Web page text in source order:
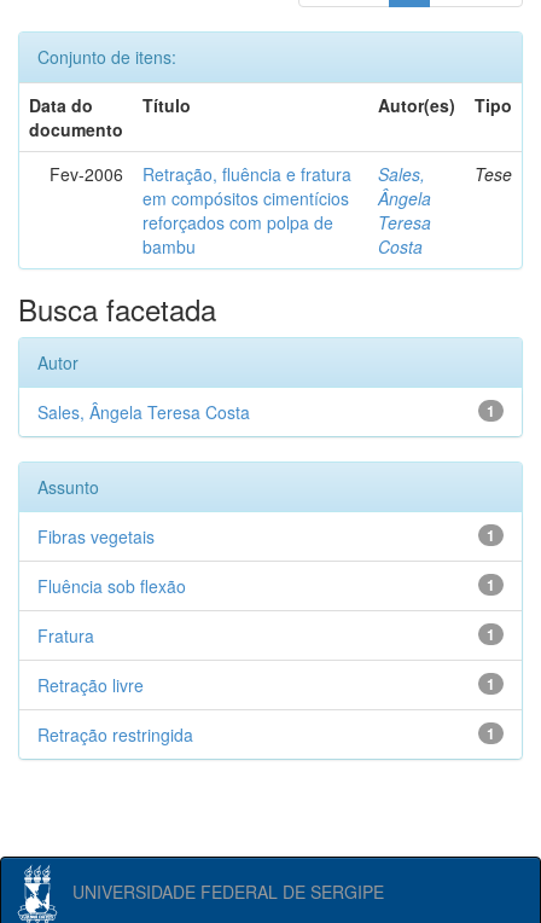
Conjunto de itens:
Data do
documento
Título Autor(es) Tipo
Fev-2006
Retração, fluência e fratura
em compósitos cimentícios
reforçados com polpa de
bambu
Sales,
Ângela
Teresa
Costa
Tese
Busca facetada
Autor
1
Sales, Ângela Teresa Costa
Assunto
1
Fibras vegetais
1
Fluência sob flexão
1
Fratura
1
Retração livre
1
Retração restringida
UNIVERSIDADE FEDERAL DE SERGIPE